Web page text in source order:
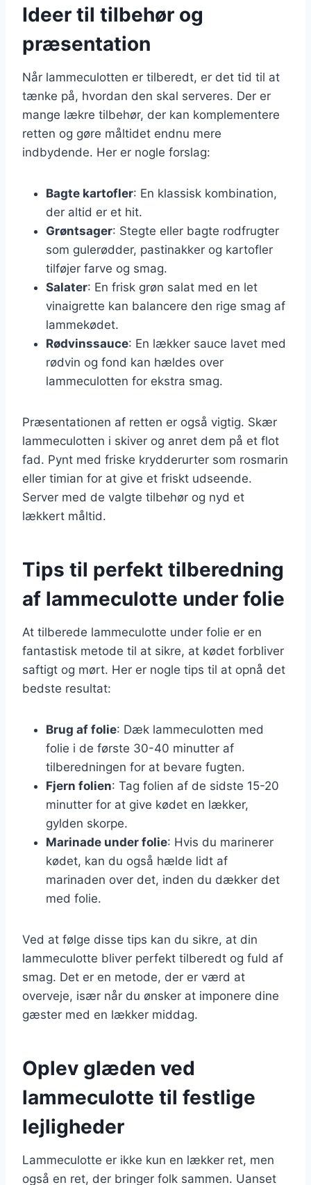
Ideer til tilbehør og
præsentation
Når lammeculotten er tilberedt, er det tid til at
tænke på, hvordan den skal serveres. Der er
mange lækre tilbehør, der kan komplementere
retten og gøre måltidet endnu mere
indbydende. Her er nogle forslag:
Bagte kartofler: En klassisk kombination,
der altid er et hit.
Grøntsager: Stegte eller bagte rodfrugter
som gulerødder, pastinakker og kartofler
tilføjer farve og smag.
Salater: En frisk grøn salat med en let
vinaigrette kan balancere den rige smag af
lammekødet.
Rødvinssauce: En lækker sauce lavet med
rødvin og fond kan hældes over
lammeculotten for ekstra smag.
Præsentationen af retten er også vigtig. Skær
lammeculotten i skiver og anret dem på et flot
fad. Pynt med friske krydderurter som rosmarin
eller timian for at give et friskt udseende.
Server med de valgte tilbehør og nyd et
lækkert måltid.
Tips til perfekt tilberedning
af lammeculotte under folie
At tilberede lammeculotte under folie er en
fantastisk metode til at sikre, at kødet forbliver
saftigt og mørt. Her er nogle tips til at opnå det
bedste resultat:
Brug af folie: Dæk lammeculotten med
folie i de første 30-40 minutter af
tilberedningen for at bevare fugten.
Fjern folien: Tag folien af de sidste 15-20
minutter for at give kødet en lækker,
gylden skorpe.
Marinade under folie: Hvis du marinerer
kødet, kan du også hælde lidt af
marinaden over det, inden du dækker det
med folie.
Ved at følge disse tips kan du sikre, at din
lammeculotte bliver perfekt tilberedt og fuld af
smag. Det er en metode, der er værd at
overveje, især når du ønsker at imponere dine
gæster med en lækker middag.
Oplev glæden ved
lammeculotte til festlige
lejligheder
Lammeculotte er ikke kun en lækker ret, men
også en ret, der bringer folk sammen. Uanset